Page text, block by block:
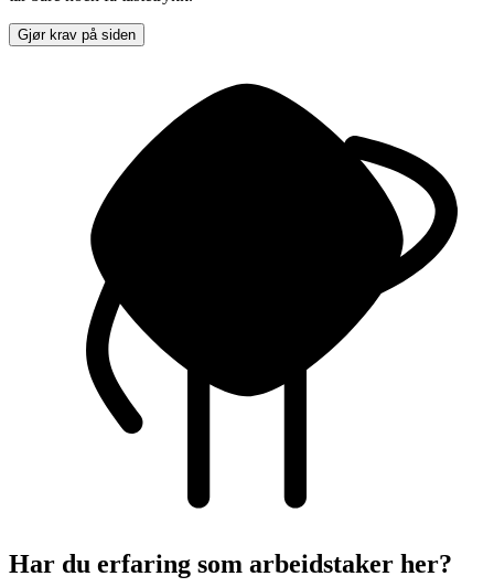
Gjør krav på siden
Har du erfaring som arbeidstaker her?